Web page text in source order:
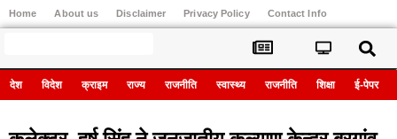
Home About us Disclaimer Privacy Policy Contact Info
देश विदेश क्राइम राज्य राजनीति स्वास्थ्य राजनीति शिक्षा ई-पेपर